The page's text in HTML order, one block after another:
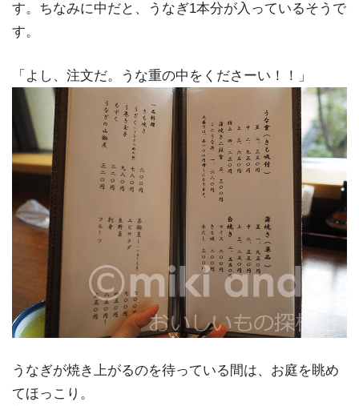
す。ちなみに中だと、うなぎ1本分が入っているそうで
す。
「よし、注文だ。うな重の中をくださーい！！」
うなぎが焼き上がるのを待っている間は、お庭を眺め
てほっこり。